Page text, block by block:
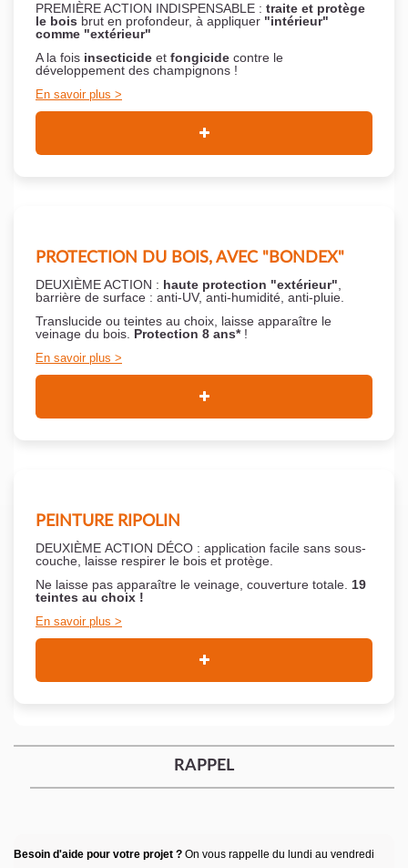
PREMIÈRE ACTION INDISPENSABLE : traite et protège
le bois brut en profondeur, à appliquer "intérieur"
comme "extérieur"
A la fois insecticide et fongicide contre le
développement des champignons !
En savoir plus
PROTECTION DU BOIS, AVEC "BONDEX"
DEUXIÈME ACTION : haute protection "extérieur"
barrière de surface : anti-UV, anti-humidité, anti-pluie.
Translucide ou teintes au choix, laisse apparaître le
veinage du bois. Protection 8 ans*!
En savoir plus
PEINTURE RIPOLIN
DEUXIÈME ACTION DÉCO : application facile sans sous-
couche, laisse respirer le bois et protège.
Ne laisse pas apparaître le veinage, couverture totale. 19
teintes au choix !
En savoir plus
RAPPEL
Besoin d'aide pour votre projet ? On vous rappelle du lundi au vendredi